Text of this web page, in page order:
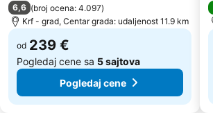
6,6 (broj ocena: 4.097)
Krf - grad, Centar grada: udaljenost 11.9 km
od 239 €
Pogledaj cene sa 5 sajtova
Pogledaj cene